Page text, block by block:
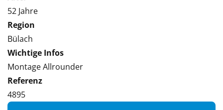
52 Jahre
Region
Bülach
Wichtige Infos
Montage Allrounder
Referenz
4895